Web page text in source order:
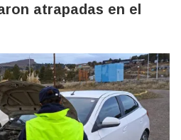
atrapadas en el